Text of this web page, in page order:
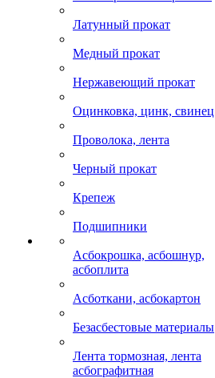
Латунный прокат
Медный прокат
Нержавеющий прокат
Оцинковка, цинк, свинец
Проволока, лента
Черный прокат
Крепеж
Подшипники
Асбокрошка, асбошнур,
асбоплита
Асботкани, асбокартон
Безасбестовые материалы
Лента тормозная, лента
асбографитная